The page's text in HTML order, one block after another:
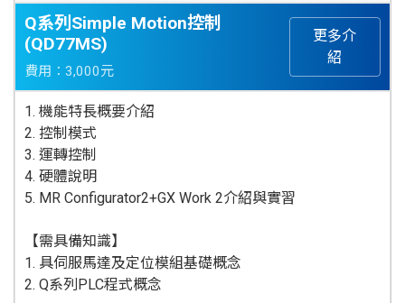
Q系列Simple Motion控制
(QD77MS)
費用：3,000元
更多介
紹
1. 機能特長概要介紹
2. 控制模式
3. 運轉控制
4. 硬體說明
5. MR Configurator2+GX Work 2介紹與實習
【需具備知識】
1. 具伺服馬達及定位模組基礎概念
2. Q系列PLC程式概念